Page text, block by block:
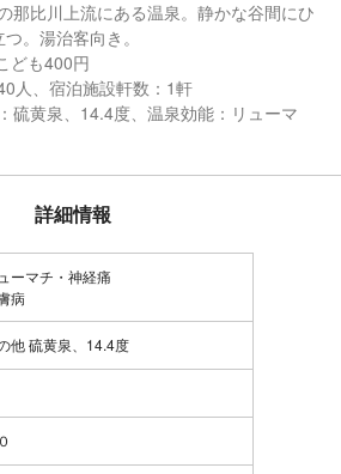
那比川上流にある温泉。静かな谷間にひ
。湯治客向き。
ども400円
人、宿泊施設軒数：1軒
硫黄泉、14.4度、温泉効能：リューマ
詳細情報
ーマチ・神経痛
病
他 硫黄泉、14.4度